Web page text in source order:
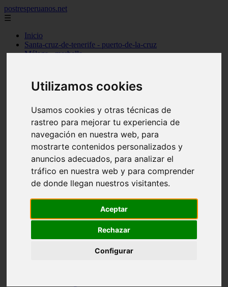
Utilizamos cookies
Usamos cookies y otras técnicas de
rastreo para mejorar tu experiencia de
navegación en nuestra web, para
mostrarte contenidos personalizados y
anuncios adecuados, para analizar el
tráfico en nuestra web y para comprender
de donde llegan nuestros visitantes.
Aceptar
Rechazar
Configurar
postresperuanos.net
☰
Inicio
Santa-cruz-de-tenerife - puerto-de-la-cruz
Málaga - marbella
Cantabria - santander
Barcelona - l39hospitalet-de-llobregat
Madrid - madrid
Alicante - dénia
Madrid - pozuelo-de-alarcón
Valencia - valencia
Barcelona - granollers
Girona - girona
Illes-balears - palma-de-mallorca
Las-palmas - arrecife
Madrid - majadahonda
Alicante - alicante
Guadalajara - guadalajara
Madrid - móstoles
Toledo - talavera-de-la-reina
Illes-balears - santa-margalida